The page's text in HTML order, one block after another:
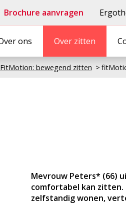
Brochure aanvragen
ons Over zitten
FitMotion: bewegend zitten
Mevrouw Peters* (66)
comfortabel kan
zelfstandig wonen,